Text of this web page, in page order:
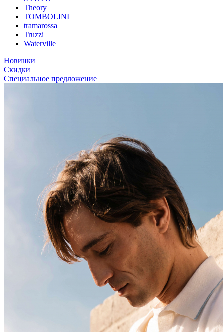
Theory
TOMBOLINI
tramarossa
Truzzi
Waterville
Новинки
Скидки
Специальное предложение